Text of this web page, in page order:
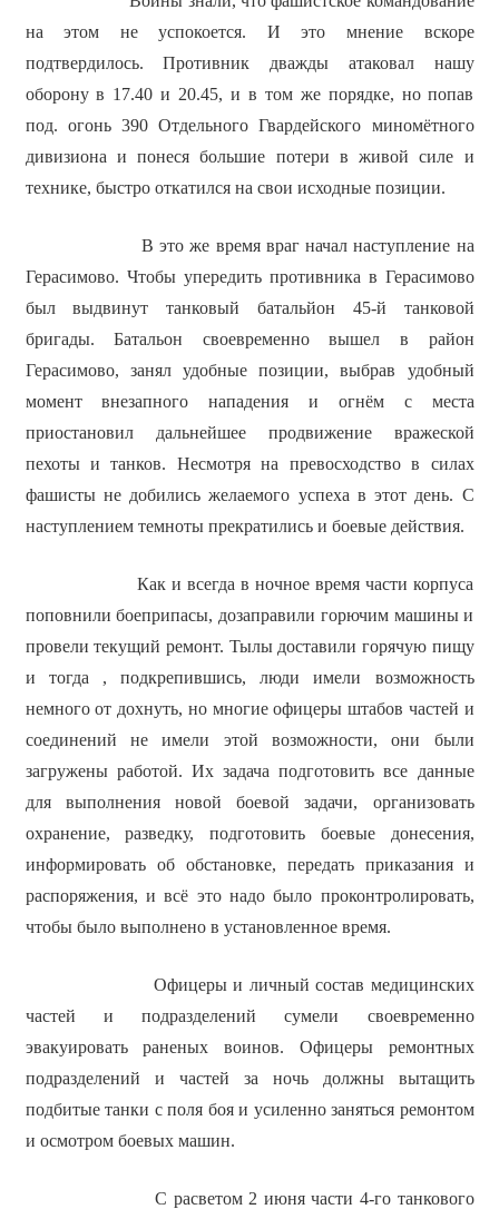
на этом не успокоется. И это мнение вскоре
подтвердилось. Противник дважды атаковал нашу
оборону в 17.40 и 20.45, и в том же порядке, но попав
под. огонь 390 Отдельного Гвардейского миномётного
дивизиона и понеся большие потери в живой силе и
технике, быстро откатился на свои исходные позиции.
В это же время враг начал наступление на
Герасимово. Чтобы упередить противника в Герасимово
был выдвинут танковый батальйон 45-й танковой
бригады. Батальон своевременно вышел в район
Герасимово, занял удобные позиции, выбрав удобный
момент внезапного нападения и огнём с места
приостановил дальнейшее продвижение вражеской
пехоты и танков. Несмотря на превосходство в силах
фашисты не добились желаемого успеха в этот день. С
наступлением темноты прекратились и боевые действия.
Как и всегда в ночное время части корпуса
поповнили боеприпасы, дозаправили горючим машины и
провели текущий ремонт. Тылы доставили горячую пищу
и тогда , подкрепившись, люди имели возможность
немного от дохнуть, но многие офицеры штабов частей и
соединений не имели этой возможности, они были
загружены работой. Их задача подготовить все данные
для выполнения новой боевой задачи, организовать
охранение, разведку, подготовить боевые донесения,
информировать об обстановке, передать приказания и
распоряжения, и всё это надо было проконтролировать,
чтобы было выполнено в установленное время.
Офицеры и личный состав медицинских
частей и подразделений сумели своевременно
эвакуировать раненых воинов. Офицеры ремонтных
подразделений и частей за ночь должны вытащить
подбитые танки с поля боя и усиленно заняться ремонтом
и осмотром боевых машин.
С расветом 2 июня части 4-го танкового